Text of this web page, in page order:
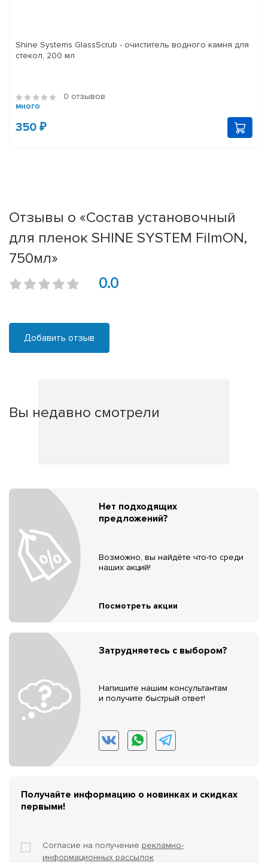
Shine Systems GlassScrub - очиститель водного камня для
стекол, 200 мл
0 отзывов
много
350 ₽
Отзывы о «Состав установочный
для пленок SHINE SYSTEM FilmON,
750мл»
0.0
Добавить отзыв
Вы недавно смотрели
Нет подходящих
предложений?
Возможно, вы найдёте что-то среди
наших акций!
Посмотреть акции
Затрудняетесь с выбором?
Напишите нашим консультантам
и получите быстрый ответ!
Получайте информацию о новинках и скидках
первыми!
Согласие на получение рекламно-
информационных рассылок